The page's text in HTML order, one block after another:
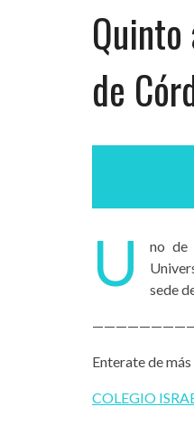
de
U
no de
sede
Enterate de
COLEGIO